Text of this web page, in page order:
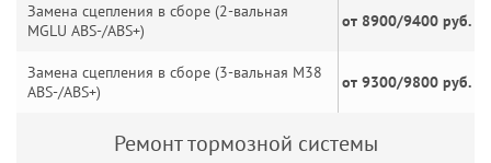
Замена сцепления в сборе (2-вальная
MGLU ABS-/ABS+)
от 8900/9400 руб.
Замена сцепления в сборе (3-вальная M38
ABS-/ABS+)
от 9300/9800 руб.
Ремонт тормозной системы